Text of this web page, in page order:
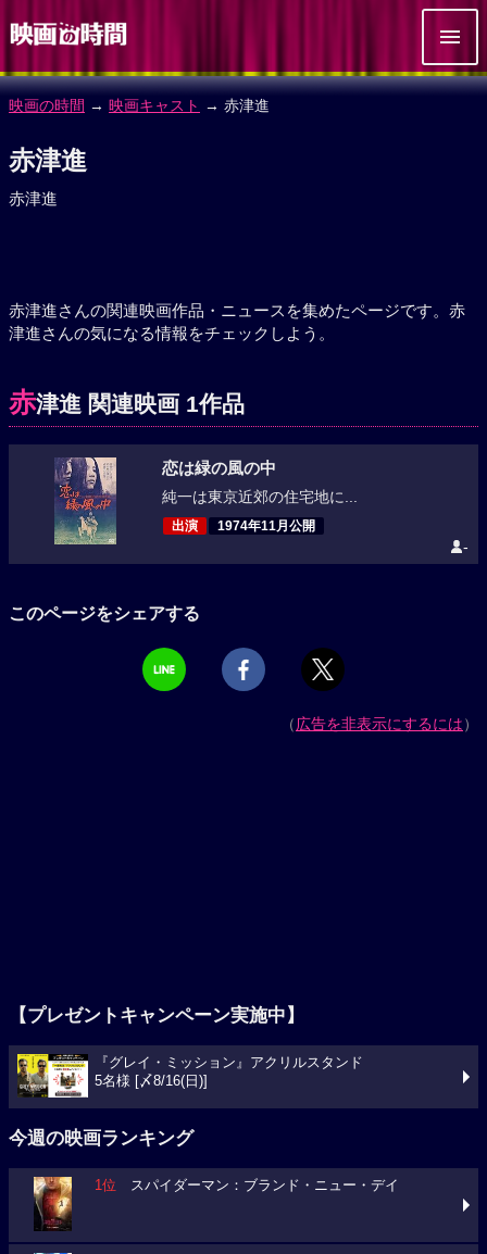
映画の時間 → 映画キャスト → 赤津進
赤津進
赤津進
赤津進さんの関連映画作品・ニュースを集めたページです。赤
津進さんの気になる情報をチェックしよう。
赤津進 関連映画 1作品
恋は緑の風の中
純一は東京近郊の住宅地に...
出演 1974年11月公開
-
このページをシェアする
（広告を非表示にするには）
【プレゼントキャンペーン実施中】
『グレイ・ミッション』アクリルスタンド
5名様 [〆8/16(日)]
今週の映画ランキング
1位 スパイダーマン：ブランド・ニュー・デイ